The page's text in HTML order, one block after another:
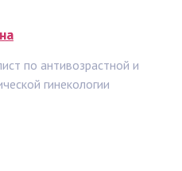
по антивозрастной и
гинекологии